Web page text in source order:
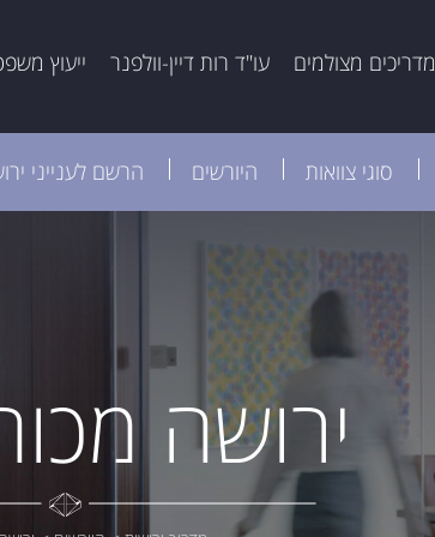
מדריכים מצולמים עו"ד רות דיין-וולפנר ייעוץ
סוגי צוואות היורשים הרשם לענייני
ירושה